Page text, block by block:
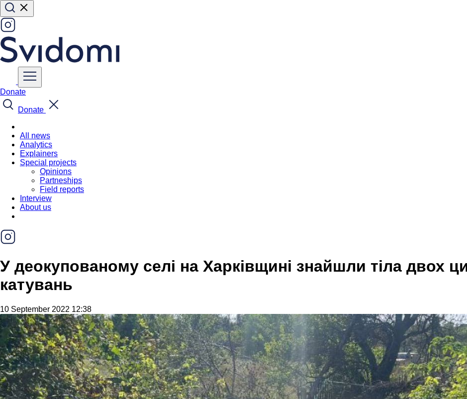
Donate
Donate
All news
Analytics
Explainers
Special projects
Opinions
Partneships
Field reports
Interview
About us
У деокупованому селі на Харківщині знайшли тіла двох
катувань
10 September 2022 12:38